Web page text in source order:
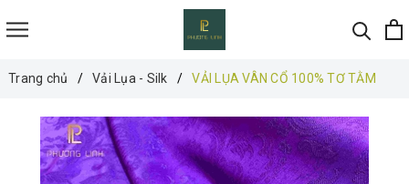
Trang chủ Vải Lụa - Silk VẢI LỤA VÂN CỔ 100% TƠ TẰM